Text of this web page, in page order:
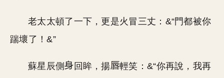
老太太頓了一下，更是火冒三丈：&“門都被你
踹壞了！&”
蘇星辰側 回眸，揚
輕笑：&“你再說，我再